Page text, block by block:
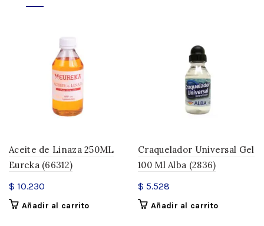
Aceite de Linaza 250ML
Eureka (66312)
$ 10.230
Añadir al carrito
Craquelador Universal Gel
100 Ml Alba (2836)
$ 5.528
Añadir al carrito